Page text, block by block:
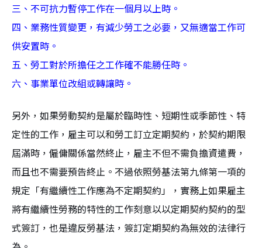
三、不可抗力暫停工作在一個月以上時。
四、業務性質變更，有減少勞工之必要，又無適當工作可
供安置時。
五、勞工對於所擔任之工作確不能勝任時。
六、事業單位改組或轉讓時。
另外，如果勞動契約是屬於臨時性、短期性或季節性、特
定性的工作，雇主可以和勞工訂立定期契約，於契約期限
屆滿時，僱傭關係當然終止，雇主不但不需負擔資遣費，
而且也不需要預告終止。不過依照勞基法第九條第一項的
規定「有繼續性工作應為不定期契約」，實務上如果雇主
將有繼續性勞務的特性的工作刻意以以定期契約契約的型
式簽訂，也是違反勞基法，簽訂定期契約為無效的法律行